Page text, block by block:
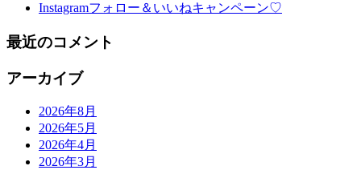
Instagramフォロー＆いいねキャンペーン♡
最近のコメント
アーカイブ
2026年8月
2026年5月
2026年4月
2026年3月